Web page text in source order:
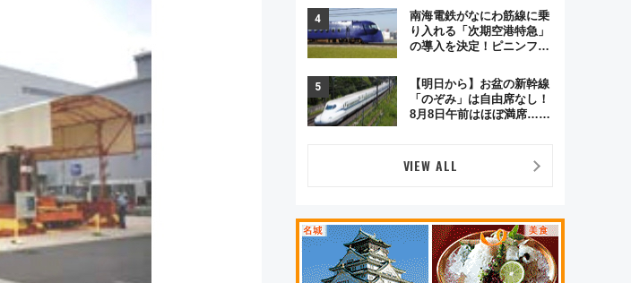
南海電鉄がなにわ筋線に乗
り入れる「次期空港特急」
の導入を決定！ピニンファ
デザイン
【明日から】お盆の新幹線
「のぞみ」は自由席なし！
8月8日午前はほぼ満席…で
「空席」探しのコツ
VIEW ALL